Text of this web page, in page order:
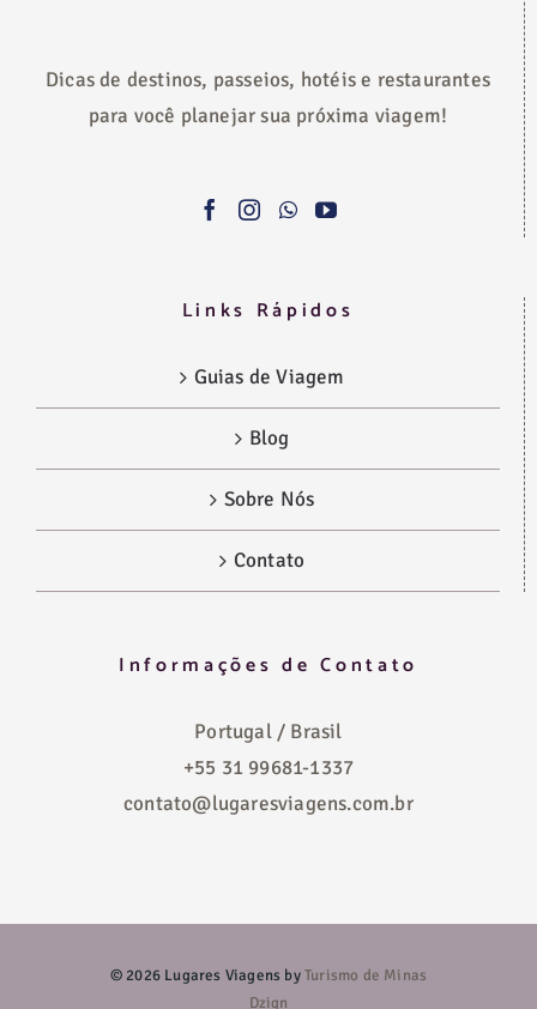
Dicas de destinos, passeios, hotéis e restaurantes
para você planejar sua próxima viagem!
Links Rápidos
Guias de Viagem
Blog
Sobre Nós
Contato
Informações de Contato
Portugal / Brasil
+55 31 99681-1337
contato@lugaresviagens.com.br
© 2026 Lugares Viagens byTurismo de Minas
Dzign